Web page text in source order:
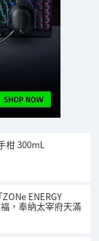
柑 300mL
ENERGY
，奉納太宰府天滿